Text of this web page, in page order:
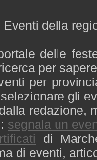
della
delle
per
per
gli
redazione,
segnala un
di
di eventi,